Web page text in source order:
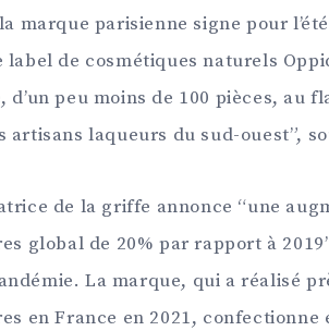
marque parisienne signe pour
label de cosmétiques naturels
d’un peu moins de 100 pièces, au
artisans laqueurs du sud-ouest”,
de la griffe annonce “une
global de 20% par rapport à
La marque, qui a réalisé
en France en 2021,